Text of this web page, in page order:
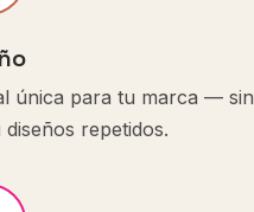
única para tu marca — sin
repetidos.